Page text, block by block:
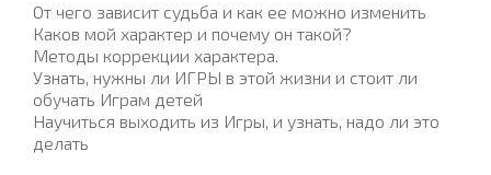
От чего зависит судьба и как ее можно изменить
Каков мой характер и почему он такой?
Методы коррекции характера.
Узнать, нужны ли ИГРЫ в этой жизни и стоит ли
обучать Играм детей
Научиться выходить из Игры, и узнать, надо ли это
делать